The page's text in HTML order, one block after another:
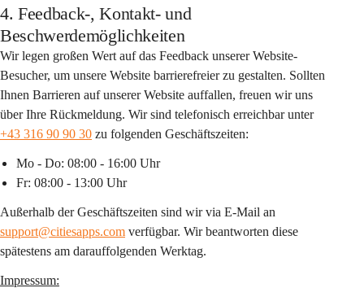
4. Feedback-, Kontakt- und
Beschwerdemöglichkeiten
Wir legen großen Wert auf das Feedback unserer Website-
Besucher, um unsere Website barrierefreier zu gestalten. Sollten
Ihnen Barrieren auf unserer Website auffallen, freuen wir uns
über Ihre Rückmeldung. Wir sind telefonisch erreichbar unter
+43 316 90 90 30 zu folgenden Geschäftszeiten:
Mo - Do: 08:00 - 16:00 Uhr
Fr: 08:00 - 13:00 Uhr
Außerhalb der Geschäftszeiten sind wir via E-Mail an
support@citiesapps.com verfügbar. Wir beantworten diese
spätestens am darauffolgenden Werktag.
Impressum: